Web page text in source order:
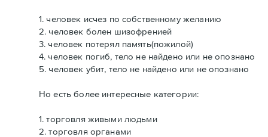
1. человек исчез по собственному желанию
2. человек болен шизофренией
3. человек потерял память(пожилой)
4. человек погиб, тело не найдено или не опознано
5. человек убит, тело не найдено или не опознано
Но есть более интересные категории:
1. торговля живыми людьми
2. торговля органами